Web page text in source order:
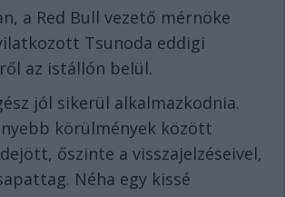
a Red Bull vezető mérnöke
Tsunoda eddigi
az istállón belül.
jól sikerül alkalmazkodnia.
körülmények között
őszinte a visszajelzéseivel,
Néha egy kissé